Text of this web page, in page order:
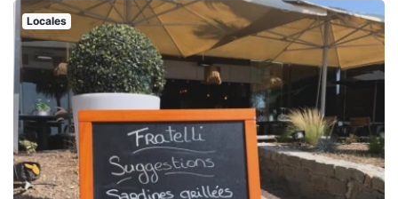
Locales